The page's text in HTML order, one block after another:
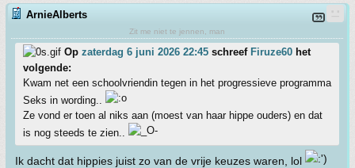
ArnieAlberts
Zit me niet te jennen, man
Op zaterdag 6 juni 2026 22:45 schreef Firuze60 het
volgende:
Kwam net een schoolvriendin tegen in het progressieve programma
Seks in wording..
Ze vond er toen al niks aan (moest van haar hippe ouders) en dat
is nog steeds te zien..
Ik dacht dat hippies juist zo van de vrije keuzes waren, lol